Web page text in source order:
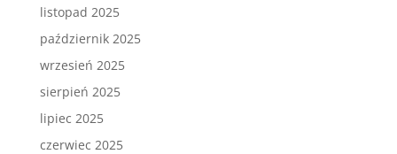
listopad 2025
październik 2025
wrzesień 2025
sierpień 2025
lipiec 2025
czerwiec 2025